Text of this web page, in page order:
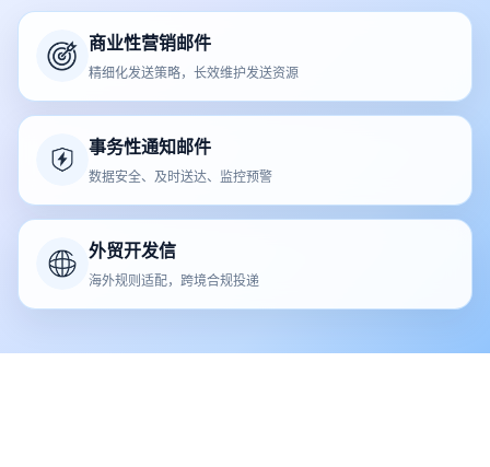
商业性营销邮件
精细化发送策略，长效维护发送资源
事务性通知邮件
数据安全、及时送达、监控预警
外贸开发信
海外规则适配，跨境合规投递